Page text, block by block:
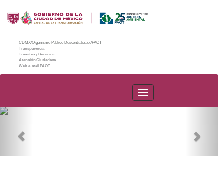
CDMX/Organismo Público Descentralizado/PAOT
Transparencia
Trámites y Servicios
Atención Ciudadana
Web e-mail PAOT
PAOT